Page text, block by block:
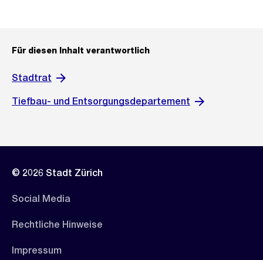
Für diesen Inhalt verantwortlich
Stadtrat
Tiefbau- und Entsorgungsdepartement
© 2026 Stadt Zürich
Social Media
Rechtliche Hinweise
Impressum